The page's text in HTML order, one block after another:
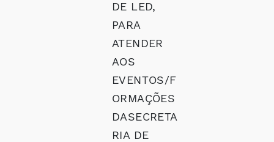
DE LED,
PARA
ATENDER
AOS
EVENTOS/F
ORMAÇÕES
DASECRETA
RIA DE